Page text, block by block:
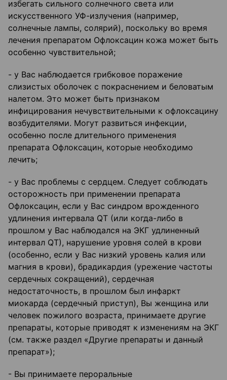
избегать сильного солнечного света или
искусственного УФ-излучения (например,
солнечные лампы, солярий), поскольку во время
лечения препаратом Офлоксацин кожа может быть
особенно чувствительной;
- у Вас наблюдается грибковое поражение
слизистых оболочек с покраснением и беловатым
налетом. Это может быть признаком
инфицирования нечувствительными к офлоксацину
возбудителями. Могут развиться инфекции,
особенно после длительного применения
препарата Офлоксацин, которые необходимо
лечить;
- у Вас проблемы с сердцем. Следует соблюдать
осторожность при применении препарата
Офлоксацин, если у Вас синдром врожденного
удлинения интервала QT (или когда-либо в
прошлом у Вас наблюдался на ЭКГ удлиненный
интервал QT), нарушение уровня солей в крови
(особенно, если у Вас низкий уровень калия или
магния в крови), брадикардия (урежение частоты
сердечных сокращений), сердечная
недостаточность, в прошлом был инфаркт
миокарда (сердечный приступ), Вы женщина или
человек пожилого возраста, принимаете другие
препараты, которые приводят к изменениям на ЭКГ
(см. также раздел «Другие препараты и данный
препарат»);
- Вы принимаете пероральные